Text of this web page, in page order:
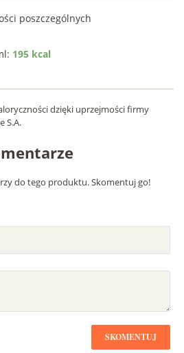
poszczególnych
195 kcal
dzięki uprzejmości firmy
S.A.
do tego produktu. Skomentuj go!
SKOMENTUJ